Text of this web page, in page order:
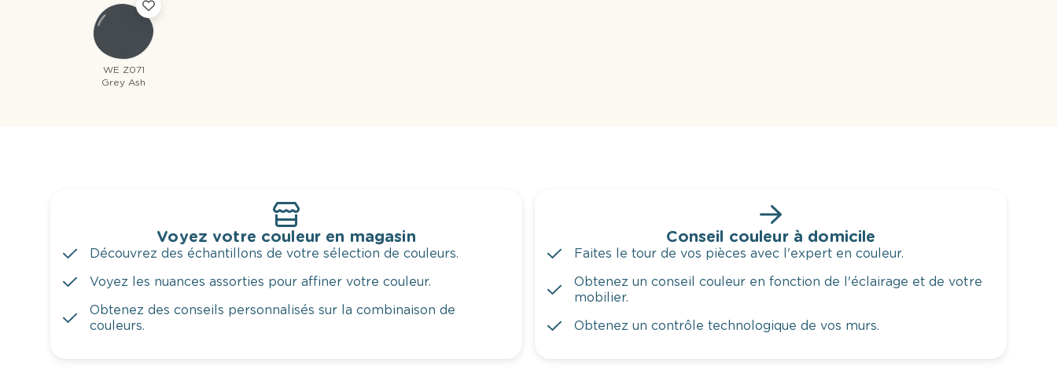
WE Z071
Grey Ash
Voyez votre couleur en magasin
Découvrez des échantillons de votre sélection de couleurs.
Voyez les nuances assorties pour affiner votre couleur.
Obtenez des conseils personnalisés sur la combinaison de
couleurs.
Conseil couleur à domicile
Faites le tour de vos pièces avec l'expert en couleur.
Obtenez un conseil couleur en fonction de l'éclairage et de votre
mobilier.
Obtenez un contrôle technologique de vos murs.